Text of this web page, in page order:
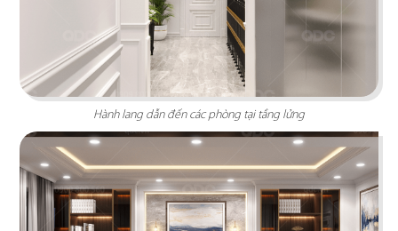
hiện đại, sáng tạo và chuyên nghiệp với nhiều
phương án, phong cách khác nhau sẽ giúp nhân
viên có một không gian làm việc tuyệt vời.
Chi tiết
Hành lang dẫn đến các phòng tại tầng lửng